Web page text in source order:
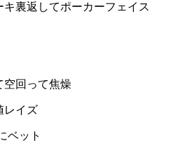
裏返してポーカーフェイス
空回って焦燥
レイズ
ベット